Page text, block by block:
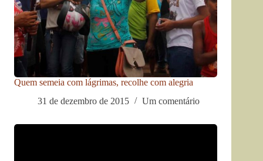
Quem semeia com lágrimas, recolhe com alegria
31 de dezembro de 2015
Um comentário